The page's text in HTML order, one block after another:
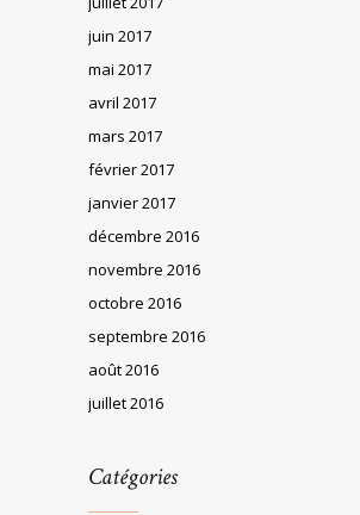
juin 2017
mai 2017
avril 2017
mars 2017
février 2017
janvier 2017
décembre 2016
novembre 2016
octobre 2016
septembre 2016
août 2016
juillet 2016
Catégories